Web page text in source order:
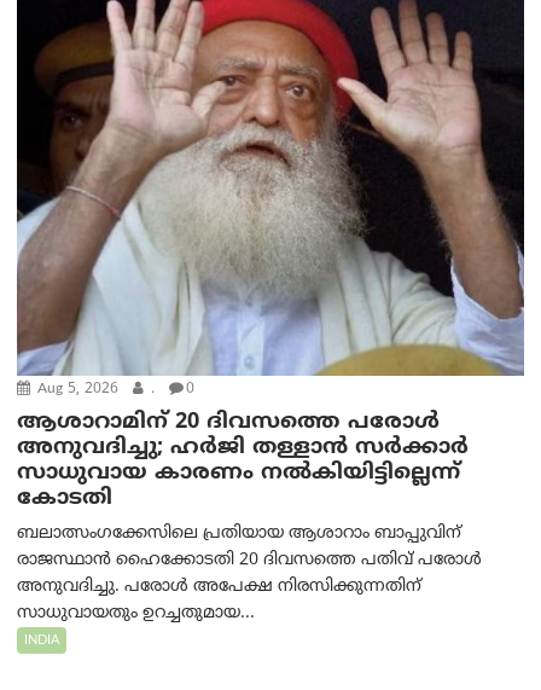
Aug 5, 2026 . 0
ആശാറാമിന് 20 ദിവസത്തെ പരോൾ
അനുവദിച്ചു; ഹർജി തള്ളാൻ സർക്കാർ
സാധുവായ കാരണം നൽകിയിട്ടില്ലെന്ന്
കോടതി
ബലാത്സംഗക്കേസിലെ പ്രതിയായ ആശാറാം ബാപ്പുവിന്
രാജസ്ഥാൻ ഹൈക്കോടതി 20 ദിവസത്തെ പതിവ് പരോൾ
അനുവദിച്ചു. പരോൾ അപേക്ഷ നിരസിക്കുന്നതിന്
സാധുവായതും ഉറച്ചതുമായ...
INDIA